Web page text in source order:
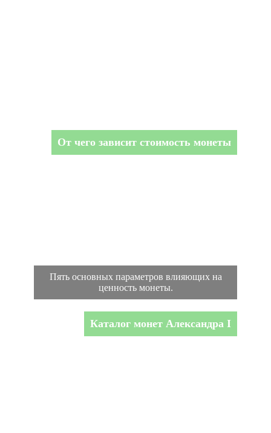
От чего зависит стоимость монеты
Пять основных параметров влияющих на
ценность монеты.
Каталог монет Александра I